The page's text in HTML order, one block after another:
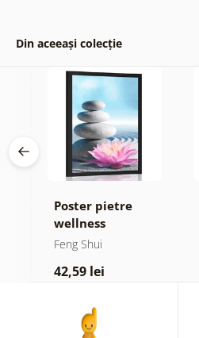
Din aceeași colecție
Poster pietre
wellness
Feng Shui
42,59 lei